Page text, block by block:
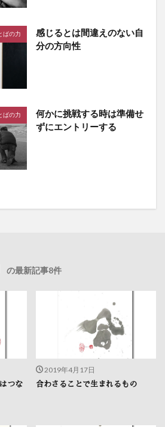
ばの力
感じるとは間違えのない自
分の方向性
ばの力
何かに挑戦する時は準備せ
ずにエントリーする
の最新記事8件
つな
2019年4月17日
合わさることで生まれるもの